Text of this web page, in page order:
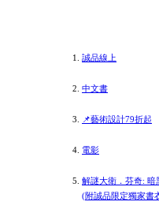
誠品線上
中文書
📌藝術設計79折起
電影
解謎大衛．芬奇: 暗
(附誠品限定獨家書